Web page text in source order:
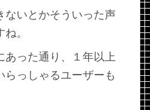
ないとかそういった声
。
あった通り、１年以上
らっしゃるユーザーも